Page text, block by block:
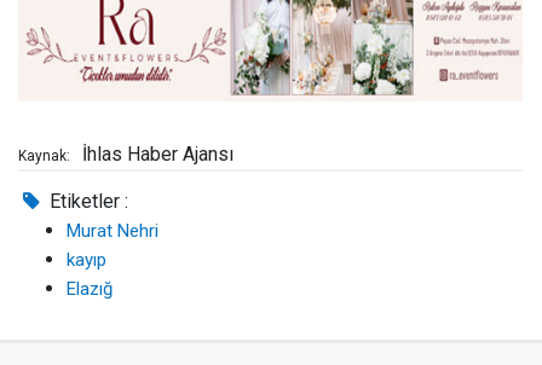
Kaynak: İhlas Haber Ajansı
Etiketler :
Murat Nehri
kayıp
Elazığ